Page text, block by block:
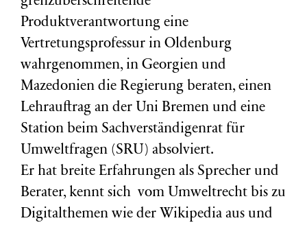
Produktverantwortung eine
Vertretungsprofessur in Oldenburg
wahrgenommen, in Georgien und
Mazedonien die Regierung beraten, einen
Lehrauftrag an der Uni Bremen und eine
Station beim Sachverständigenrat für
Umweltfragen (SRU) absolviert.
Er hat breite Erfahrungen als Sprecher und
Berater, kennt sich vom Umweltrecht bis zu
Digitalthemen wie der Wikipedia aus und